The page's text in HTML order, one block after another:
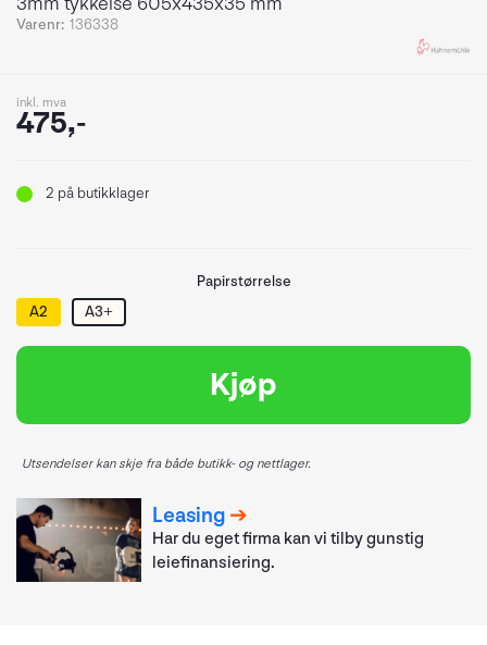
Varenr: 136338
inkl. mva
475,-
2 på butikklager
Papirstørrelse
A2
A3+
Kjøp
Utsendelser kan skje fra både butikk- og nettlager.
Leasing
Har du eget firma kan vi tilby gunstig
leiefinansiering.